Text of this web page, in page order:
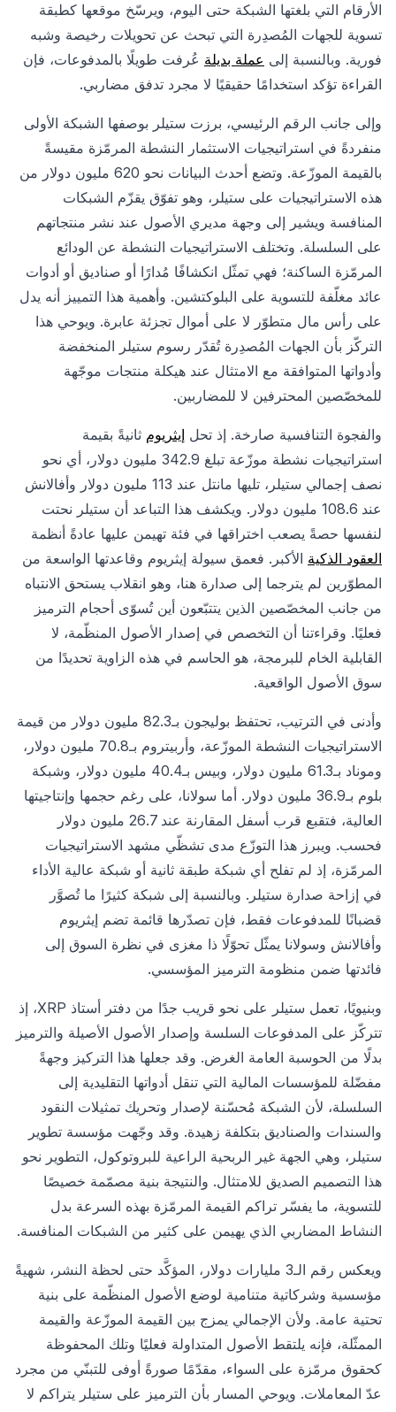
الأرقام التي بلغتها الشبكة حتى اليوم، ويرسّخ موقعها كطبقة
تسوية للجهات المُصدِرة التي تبحث عن تحويلات رخيصة وشبه
فورية. وبالنسبة إلى عملة بديلة عُرفت طويلًا بالمدفوعات، فإن
القراءة تؤكد استخدامًا حقيقيًا لا مجرد تدفق مضاربي.
وإلى جانب الرقم الرئيسي، برزت ستيلر بوصفها الشبكة الأولى
منفردةً في استراتيجيات الاستثمار النشطة المرمّزة مقيسةً
بالقيمة الموزّعة. وتضع أحدث البيانات نحو 620 مليون دولار من
هذه الاستراتيجيات على ستيلر، وهو تفوّق يقزّم الشبكات
المنافسة ويشير إلى وجهة مديري الأصول عند نشر منتجاتهم
على السلسلة. وتختلف الاستراتيجيات النشطة عن الودائع
المرمّزة الساكنة؛ فهي تمثّل انكشافًا مُدارًا أو صناديق أو أدوات
عائد مغلّفة للتسوية على البلوكتشين. وأهمية هذا التمييز أنه يدل
على رأس مال متطوّر لا على أموال تجزئة عابرة. ويوحي هذا
التركّز بأن الجهات المُصدِرة تُقدّر رسوم ستيلر المنخفضة
وأدواتها المتوافقة مع الامتثال عند هيكلة منتجات موجّهة
للمخصّصين المحترفين لا للمضاربين.
والفجوة التنافسية صارخة. إذ تحل إيثريوم ثانيةً بقيمة
استراتيجيات نشطة موزّعة تبلغ 342.9 مليون دولار، أي نحو
نصف إجمالي ستيلر، تليها مانتل عند 113 مليون دولار وأفالانش
عند 108.6 مليون دولار. ويكشف هذا التباعد أن ستيلر نحتت
لنفسها حصةً يصعب اختراقها في فئة تهيمن عليها عادةً أنظمة
العقود الذكية الأكبر. فعمق سيولة إيثريوم وقاعدتها الواسعة من
المطوّرين لم يترجما إلى صدارة هنا، وهو انقلاب يستحق الانتباه
من جانب المخصّصين الذين يتتبّعون أين تُسوّى أحجام الترميز
فعليًا. وقراءتنا أن التخصص في إصدار الأصول المنظّمة، لا
القابلية الخام للبرمجة، هو الحاسم في هذه الزاوية تحديدًا من
سوق الأصول الواقعية.
وأدنى في الترتيب، تحتفظ بوليجون بـ82.3 مليون دولار من قيمة
الاستراتيجيات النشطة الموزّعة، وأربيتروم بـ70.8 مليون دولار،
وموناد بـ61.3 مليون دولار، وبيس بـ40.4 مليون دولار، وشبكة
بلوم بـ36.9 مليون دولار. أما سولانا، على رغم حجمها وإنتاجيتها
العالية، فتقبع قرب أسفل المقارنة عند 26.7 مليون دولار
فحسب. ويبرز هذا التوزّع مدى تشظّي مشهد الاستراتيجيات
المرمّزة، إذ لم تفلح أي شبكة طبقة ثانية أو شبكة عالية الأداء
في إزاحة صدارة ستيلر. وبالنسبة إلى شبكة كثيرًا ما تُصوَّر
قضبانًا للمدفوعات فقط، فإن تصدّرها قائمة تضم إيثريوم
وأفالانش وسولانا يمثّل تحوّلًا ذا مغزى في نظرة السوق إلى
فائدتها ضمن منظومة الترميز المؤسسي.
وبنيويًا، تعمل ستيلر على نحو قريب جدًا من دفتر أستاذ XRP، إذ
تتركّز على المدفوعات السلسة وإصدار الأصول الأصيلة والترميز
بدلًا من الحوسبة العامة الغرض. وقد جعلها هذا التركيز وجهةً
مفضّلة للمؤسسات المالية التي تنقل أدواتها التقليدية إلى
السلسلة، لأن الشبكة مُحسّنة لإصدار وتحريك تمثيلات النقود
والسندات والصناديق بتكلفة زهيدة. وقد وجّهت مؤسسة تطوير
ستيلر، وهي الجهة غير الربحية الراعية للبروتوكول، التطوير نحو
هذا التصميم الصديق للامتثال. والنتيجة بنية مصمّمة خصيصًا
للتسوية، ما يفسّر تراكم القيمة المرمّزة بهذه السرعة بدل
النشاط المضاربي الذي يهيمن على كثير من الشبكات المنافسة.
ويعكس رقم الـ3 مليارات دولار، المؤكَّد حتى لحظة النشر، شهيةً
مؤسسية وشركاتية متنامية لوضع الأصول المنظّمة على بنية
تحتية عامة. ولأن الإجمالي يمزج بين القيمة الموزّعة والقيمة
الممثّلة، فإنه يلتقط الأصول المتداولة فعليًا وتلك المحفوظة
كحقوق مرمّزة على السواء، مقدّمًا صورةً أوفى للتبنّي من مجرد
عدّ المعاملات. ويوحي المسار بأن الترميز على ستيلر يتراكم لا